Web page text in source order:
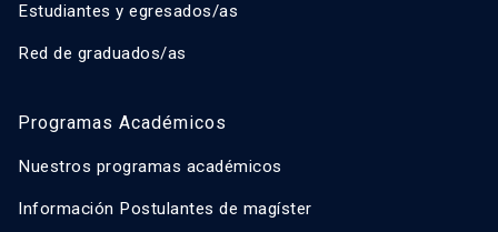
Estudiantes y egresados/as
Red de graduados/as
Programas Académicos
Nuestros programas académicos
Información Postulantes de magíster